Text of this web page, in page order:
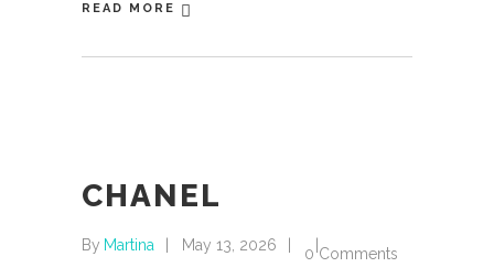
READ MORE
CHANEL
By Martina May 13, 2026 0 Comments